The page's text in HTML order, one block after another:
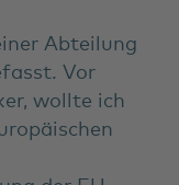
Abteilung
Vor
wollte ich